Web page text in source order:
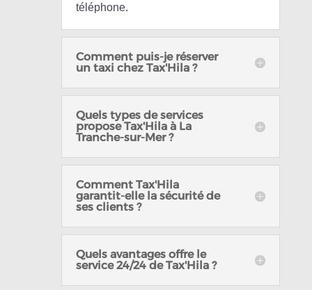
téléphone.
Comment puis-je réserver
un taxi chez Tax'Hila ?
Quels types de services
propose Tax'Hila à La
Tranche-sur-Mer ?
Comment Tax'Hila
garantit-elle la sécurité de
ses clients ?
Quels avantages offre le
service 24/24 de Tax'Hila ?